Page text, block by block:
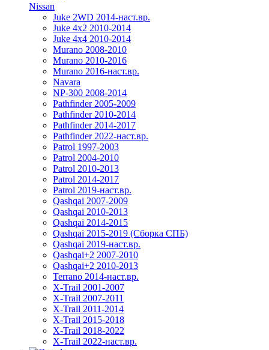
Nissan
Juke 2WD 2014-наст.вр.
Juke 4x2 2010-2014
Juke 4x4 2010-2014
Murano 2008-2010
Murano 2010-2016
Murano 2016-наст.вр.
Navara
NP-300 2008-2014
Pathfinder 2005-2009
Pathfinder 2010-2014
Pathfinder 2014-2017
Pathfinder 2022-наст.вр.
Patrol 1997-2003
Patrol 2004-2010
Patrol 2010-2013
Patrol 2014-2017
Patrol 2019-наст.вр.
Qashqai 2007-2009
Qashqai 2010-2013
Qashqai 2014-2015
Qashqai 2015-2019 (Сборка СПБ)
Qashqai 2019-наст.вр.
Qashqai+2 2007-2010
Qashqai+2 2010-2013
Terrano 2014-наст.вр.
X-Trail 2001-2007
X-Trail 2007-2011
X-Trail 2011-2014
X-Trail 2015-2018
X-Trail 2018-2022
X-Trail 2022-наст.вр.